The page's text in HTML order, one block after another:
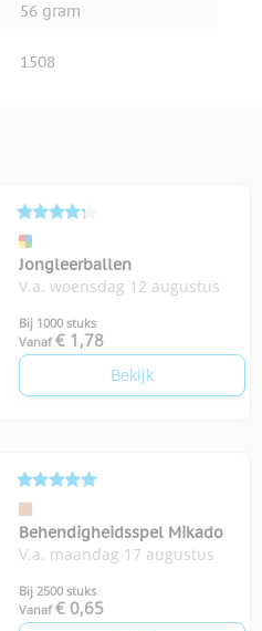
56 gram
1508
Jongleerballen
V.a. woensdag 12 augustus
Bij 1000 stuks
Vanaf € 1,78
Bekijk
Behendigheidsspel Mikado
V.a. maandag 17 augustus
Bij 2500 stuks
Vanaf € 0,65